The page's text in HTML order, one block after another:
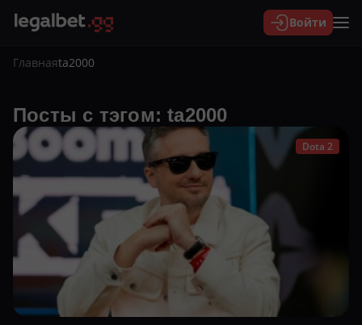
Войти
Главнаяta2000
Посты с тэгом: ta2000
Dota 2